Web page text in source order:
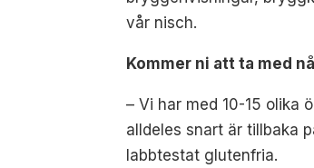
vår nisch.
Kommer ni att ta med
– Vi har med 10-15 olika
alldeles snart är tillbaka
labbtestat glutenfria.